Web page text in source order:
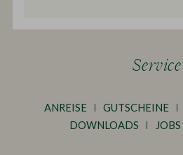
Service
ANREISE GUTSCHEINE
DOWNLOADS
JOBS